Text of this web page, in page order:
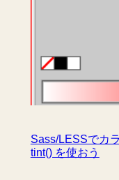
Sass/LESSでカ
tint() を使おう